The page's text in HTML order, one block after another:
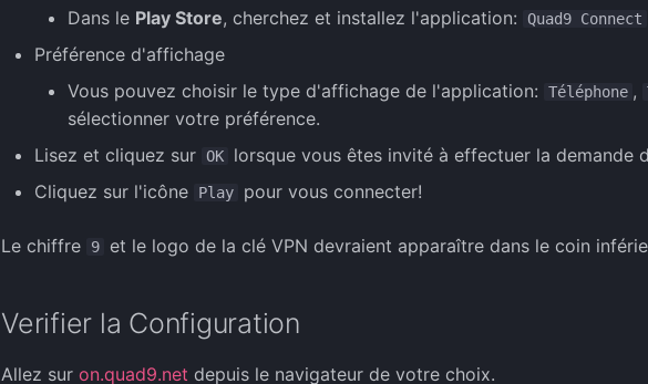
Dans le Play Store, cherchez et installez l'application: Quad9 Connect
Préférence d'affichage
Vous pouvez choisir le type d'affichage de l'application:
Téléphone ,
sélectionner votre préférence.
Lisez et cliquez sur OK
lorsque vous êtes invité à effectuer la demande
Cliquez sur l'icône
Play pour vous connecter!
Le chiffre 9 et le logo de la clé VPN devraient apparaître dans le coin
Verifier la Configuration
Allez sur on.quad9.net depuis le navigateur de votre choix.